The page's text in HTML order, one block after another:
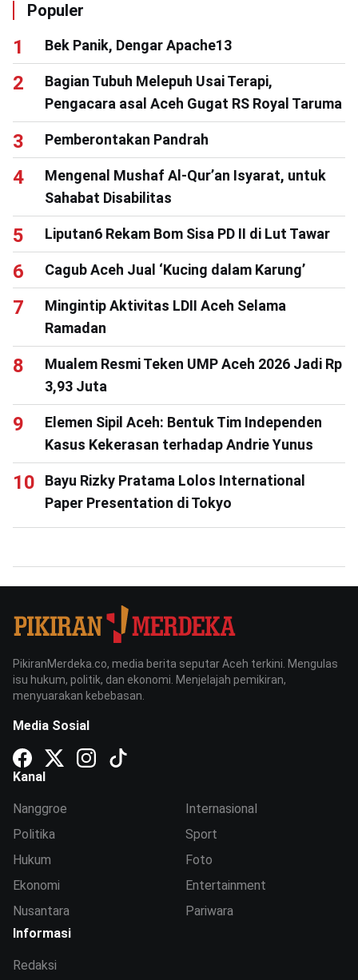
Populer
Bek Panik, Dengar Apache13
Bagian Tubuh Melepuh Usai Terapi,
Pengacara asal Aceh Gugat RS Royal Taruma
Pemberontakan Pandrah
Mengenal Mushaf Al-Qur’an Isyarat, untuk
Sahabat Disabilitas
Liputan6 Rekam Bom Sisa PD II di Lut Tawar
Cagub Aceh Jual ‘Kucing dalam Karung’
Mingintip Aktivitas LDII Aceh Selama
Ramadan
Mualem Resmi Teken UMP Aceh 2026 Jadi Rp
3,93 Juta
Elemen Sipil Aceh: Bentuk Tim Independen
Kasus Kekerasan terhadap Andrie Yunus
Bayu Rizky Pratama Lolos International
Paper Presentation di Tokyo
PikiranMerdeka.co, media berita seputar Aceh terkini. Mengulas
isu hukum, politik, dan ekonomi. Menjelajah pemikiran,
menyuarakan kebebasan.
Media Sosial
Kanal
Nanggroe
Politika
Hukum
Ekonomi
Nusantara
Internasional
Sport
Foto
Entertainment
Pariwara
Informasi
Redaksi